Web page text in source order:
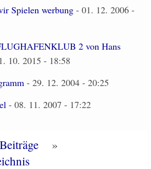
Spielen werbung - 01. 12. 2006 -
2 von Hans
10. 2015 - 18:58
- 29. 12. 2004 - 20:25
- 08. 11. 2007 - 17:22
»